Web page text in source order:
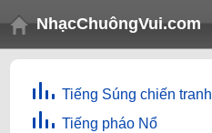
NhạcChuôngVui.com
Tiếng Súng chiến tranh
Tiếng pháo Nổ